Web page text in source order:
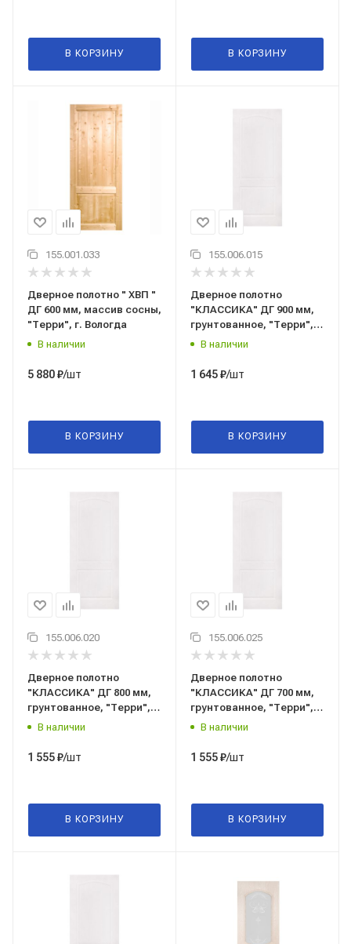
В КОРЗИНУ В КОРЗИНУ
155.001.033
Дверное полотно " ХВП "
ДГ 600 мм, массив сосны,
"Терри", г. Вологда
В наличии
5 880₽/шт
В КОРЗИНУ
155.006.015
Дверное полотно
"КЛАССИКА" ДГ 900 мм,
грунтованное, "Терри", г.
Вологда
В наличии
1 645₽/шт
В КОРЗИНУ
155.006.020
Дверное полотно
"КЛАССИКА" ДГ 800 мм,
грунтованное, "Терри", г.
Вологда
В наличии
1 555₽/шт
В КОРЗИНУ
155.006.025
Дверное полотно
"КЛАССИКА" ДГ 700 мм,
грунтованное, "Терри", г.
Вологда
В наличии
1 555₽/шт
В КОРЗИНУ